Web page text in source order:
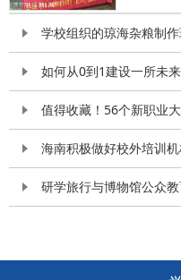
学校组织的琼海杂粮制
如何从0到1建设一所未
值得收藏！56个新职业
海南积极做好校外培训
研学旅行与博物馆公众